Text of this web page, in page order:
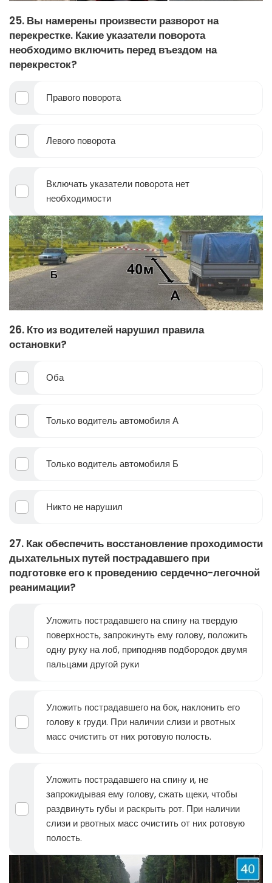
25. Вы намерены произвести разворот на
перекрестке. Какие указатели поворота
необходимо включить перед въездом на
перекресток?
Правого поворота
Левого поворота
Включать указатели поворота нет
необходимости
26. Кто из водителей нарушил правила
остановки?
Оба
Только водитель автомобиля А
Только водитель автомобиля Б
Никто не нарушил
27. Как обеспечить восстановление проходимости
дыхательных путей пострадавшего при
подготовке его к проведению сердечно-легочной
реанимации?
Уложить пострадавшего на спину на твердую
поверхность, запрокинуть ему голову, положить
одну руку на лоб, приподняв подбородок двумя
пальцами другой руки
Уложить пострадавшего на бок, наклонить его
голову к груди. При наличии слизи и рвотных
масс очистить от них ротовую полость.
Уложить пострадавшего на спину и, не
запрокидывая ему голову, сжать щеки, чтобы
раздвинуть губы и раскрыть рот. При наличии
слизи и рвотных масс очистить от них ротовую
полость.